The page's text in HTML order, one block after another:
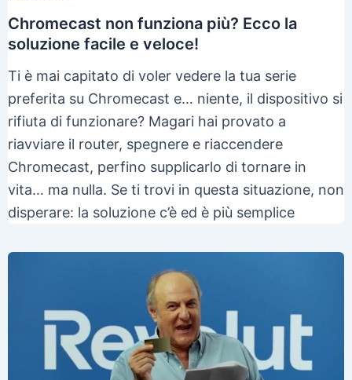
Chromecast non funziona più? Ecco la
soluzione facile e veloce!
Ti è mai capitato di voler vedere la tua serie
preferita su Chromecast e… niente, il dispositivo si
rifiuta di funzionare? Magari hai provato a
riavviare il router, spegnere e riaccendere
Chromecast, perfino supplicarlo di tornare in
vita… ma nulla. Se ti trovi in questa situazione, non
disperare: la soluzione c’è ed è più semplice